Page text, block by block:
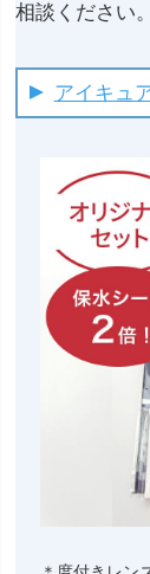
相談ください。
アイキュ